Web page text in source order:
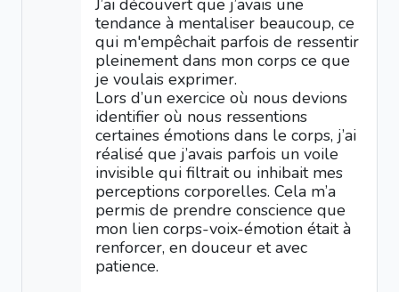
J’ai découvert que j’avais une
tendance à mentaliser beaucoup, ce
qui m'empêchait parfois de ressentir
pleinement dans mon corps ce que
je voulais exprimer.
Lors d’un exercice où nous devions
identifier où nous ressentions
certaines émotions dans le corps, j’ai
réalisé que j’avais parfois un voile
invisible qui filtrait ou inhibait mes
perceptions corporelles. Cela m’a
permis de prendre conscience que
mon lien corps-voix-émotion était à
renforcer, en douceur et avec
patience.